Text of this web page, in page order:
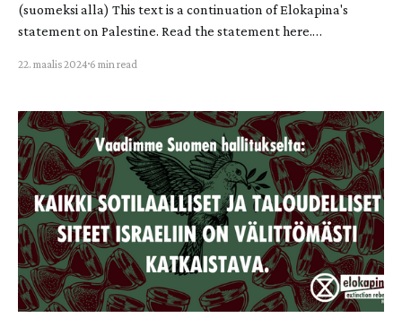
(suomeksi alla) This text is a continuation of Elokapina's
statement on Palestine. Read the statement here.
agricultural surpluses and exported barley, sesame, and olive
oil before
22. maalis 2024 6 min read